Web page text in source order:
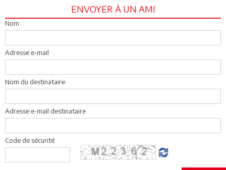
ENVOYER À UN AMI
Nom
Adresse e-mail
Nom du destinataire
Adresse e-mail destinataire
Code de sécurité